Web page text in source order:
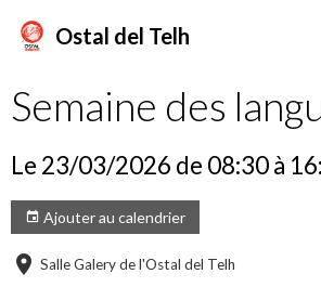
Ostal del Telh
Semaine des
Le 23/03/2026 de 08:30à
Ajouter au calendrier
Salle Galery de l'Ostal del Telh